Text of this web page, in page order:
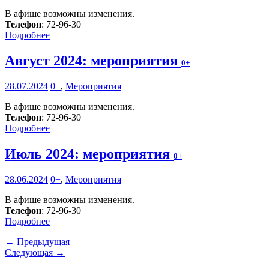
В афише возможны изменения.
Телефон: 72-96-30
Подробнее
Август 2024: мероприятия 0+
28.07.2024 0+, Мероприятия
В афише возможны изменения.
Телефон: 72-96-30
Подробнее
Июль 2024: мероприятия 0+
28.06.2024 0+, Мероприятия
В афише возможны изменения.
Телефон: 72-96-30
Подробнее
← Предыдущая
Следующая →